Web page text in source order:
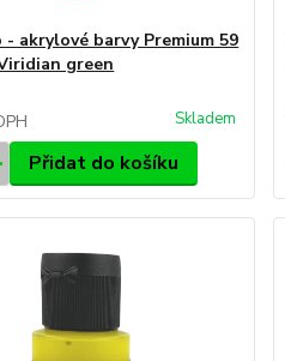
akrylové barvy Premium 59
green
Skladem
Přidat do košíku